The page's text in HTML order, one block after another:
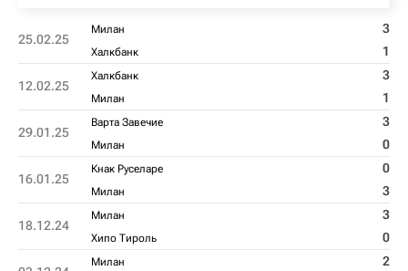
25.02.25
Милан 3
Халкбанк 1
12.02.25
Халкбанк 3
Милан 1
29.01.25
Варта Завечие 3
Милан 0
16.01.25
Кнак Руселаре 0
Милан 3
18.12.24
Милан 3
Хипо Тироль 0
Милан 2